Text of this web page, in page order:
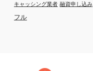
キャッシング業者 融資申し込み
フル